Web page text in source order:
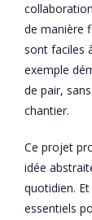
de manière
sont faciles
exemple
de pair,
chantier.
Ce projet
idée
quotidien.
essentiels